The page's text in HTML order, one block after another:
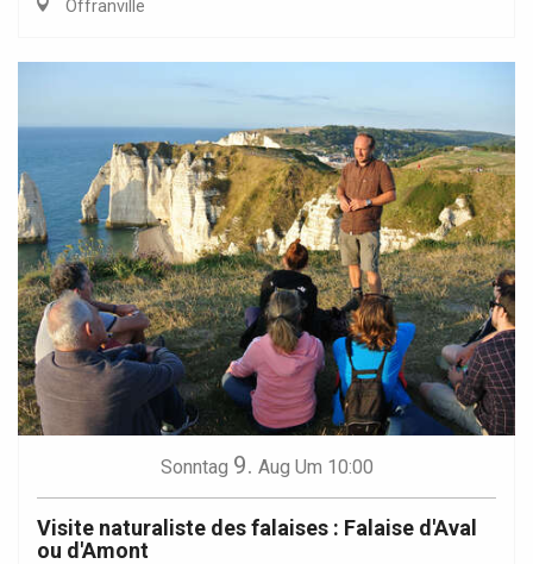
Offranville
Sonntag 9. Aug Um 10:00
Visite naturaliste des falaises : Falaise d'Aval
ou d'Amont